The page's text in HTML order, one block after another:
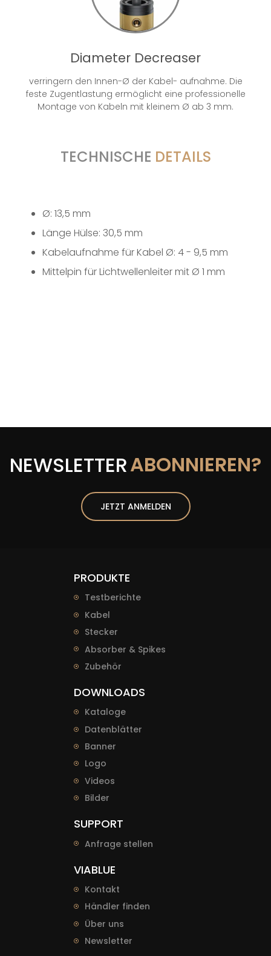
Diameter Decreaser
verringern den Innen-Ø der Kabel- aufnahme. Die
feste Zugentlastung ermöglicht eine professionelle
Montage von Kabeln mit kleinem Ø ab 3 mm.
TECHNISCHE DETAILS
Ø: 13,5 mm
Länge Hülse: 30,5 mm
Kabelaufnahme für Kabel Ø: 4 - 9,5 mm
Mittelpin für Lichtwellenleiter mit Ø 1 mm
NEWSLETTERABONNIEREN?
JETZT ANMELDEN
PRODUKTE
Testberichte
Kabel
Stecker
Absorber & Spikes
Zubehör
DOWNLOADS
Kataloge
Datenblätter
Banner
Logo
Videos
Bilder
SUPPORT
Anfrage stellen
VIABLUE
Kontakt
Händler finden
Über uns
Newsletter